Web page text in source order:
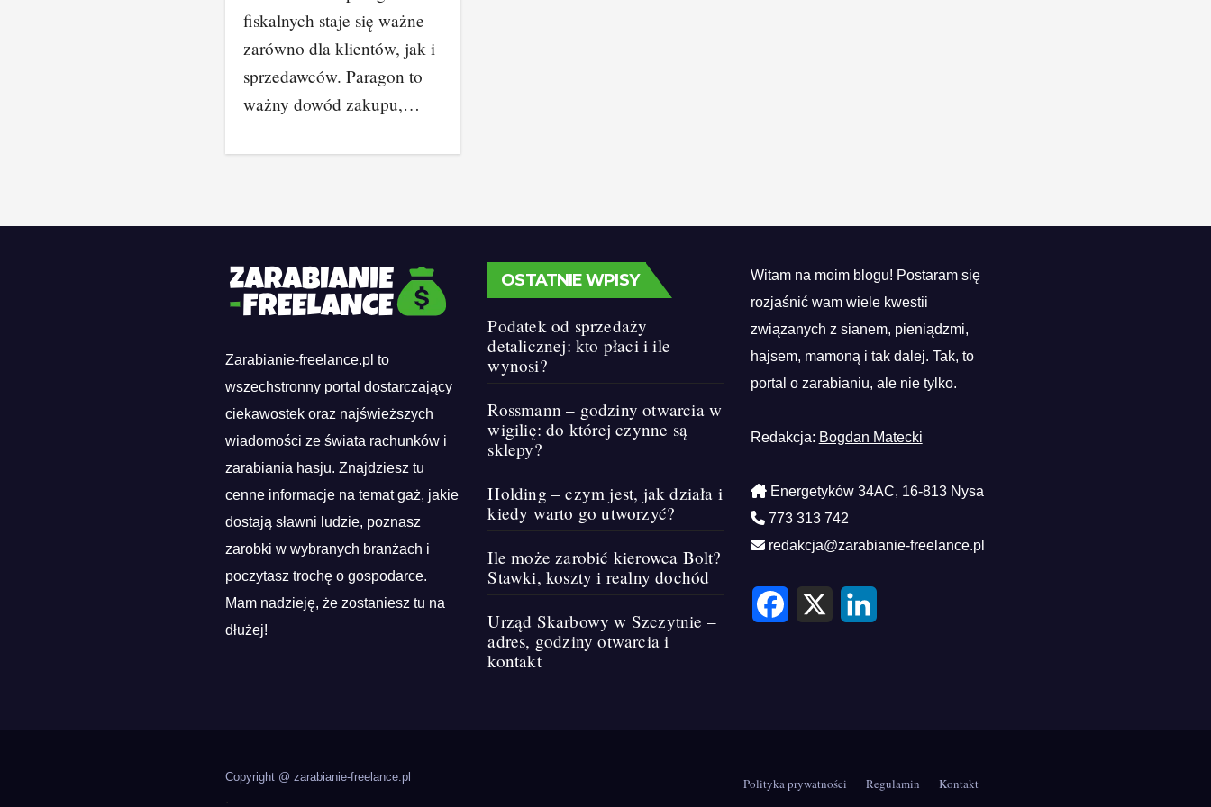
fiskalnych staje się ważne
zarówno dla klientów, jak i
sprzedawców. Paragon to
ważny dowód zakupu,…
Zarabianie-freelance.pl to
wszechstronny portal dostarczający
ciekawostek oraz najświeższych
wiadomości ze świata rachunków i
zarabiania hasju. Znajdziesz tu
cenne informacje na temat gaż, jakie
dostają sławni ludzie, poznasz
zarobki w wybranych branżach i
poczytasz trochę o gospodarce.
Mam nadzieję, że zostaniesz tu na
dłużej!
OSTATNIE WPISY
Podatek od sprzedaży
detalicznej: kto płaci i ile
wynosi?
Rossmann – godziny otwarcia w
wigilię: do której czynne są
sklepy?
Holding – czym jest, jak działa i
kiedy warto go utworzyć?
Ile może zarobić kierowca Bolt?
Stawki, koszty i realny dochód
Urząd Skarbowy w Szczytnie –
adres, godziny otwarcia i
kontakt
Witam na moim blogu! Postaram się
rozjaśnić wam wiele kwestii
związanych z sianem, pieniądzmi,
hajsem, mamoną i tak dalej. Tak, to
portal o zarabianiu, ale nie tylko.
Redakcja: Bogdan Matecki
Energetyków 34AC, 16-813 Nysa
773 313 742
redakcja@zarabianie-freelance.pl
F
c
X
L
n
Copyright @ zarabianie-freelance.pl
.
Polityka prywatności Regulamin Kontakt